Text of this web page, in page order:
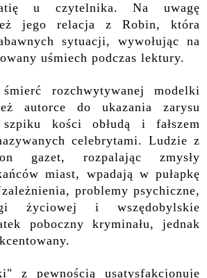
u czytelnika. Na uwagę
jego relacja z Robin, która
sytuacji, wywołując na
uśmiech podczas lektury.
rozchwytywanej modelki
autorce do ukazania zarysu
kości obłudą i fałszem
celebrytami. Ludzie z
gazet, rozpalając zmysły
miast, wpadają w pułapkę
problemy psychiczne,
życiowej i wszędobylskie
poboczny kryminału, jednak
z pewnością usatysfakcjonuje